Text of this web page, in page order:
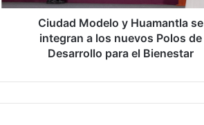
nuevos
el
Ciudad Modelo y Huamantla se
integran a los nuevos Polos de
Desarrollo para el Bienestar